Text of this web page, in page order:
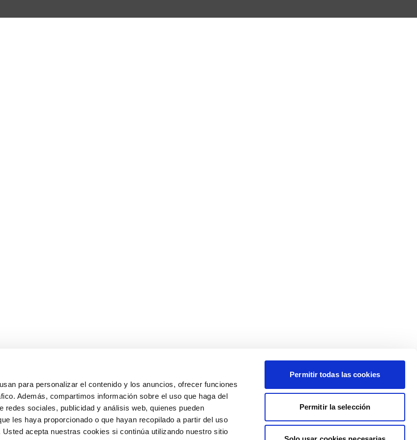
para personalizar el contenido y los anuncios, ofrecer funciones
Además, compartimos información sobre el uso que haga del
redes sociales, publicidad y análisis web, quienes pueden
les haya proporcionado o que hayan recopilado a partir del uso
acepta nuestras cookies si continúa utilizando nuestro sitio
Permitir todas las cookies
Permitir la selección